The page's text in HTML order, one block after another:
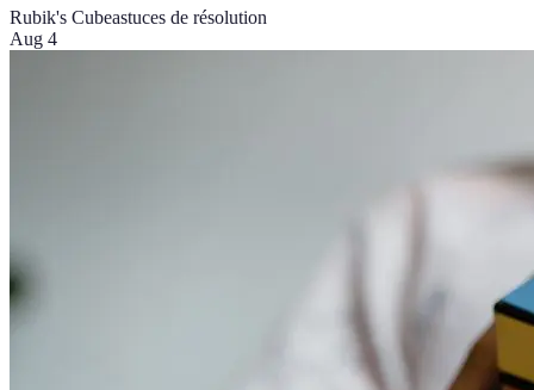
Rubik's Cubeastuces de résolution
Aug 4